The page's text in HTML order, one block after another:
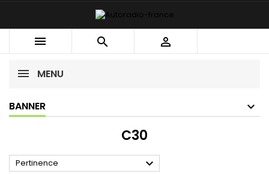
  
MENU
BANNER
C30
Pertinence 